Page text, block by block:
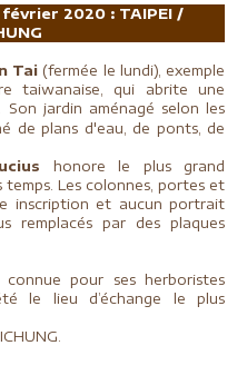
2020 : TAIPEI /
Tai (fermée le lundi), exemple
taiwanaise, qui abrite une
jardin aménagé selon les
de plans d'eau, de ponts, de
honore le plus grand
Les colonnes, portes et
inscription et aucun portrait
remplacés par des plaques
connue pour ses herboristes
le lieu d’échange le plus